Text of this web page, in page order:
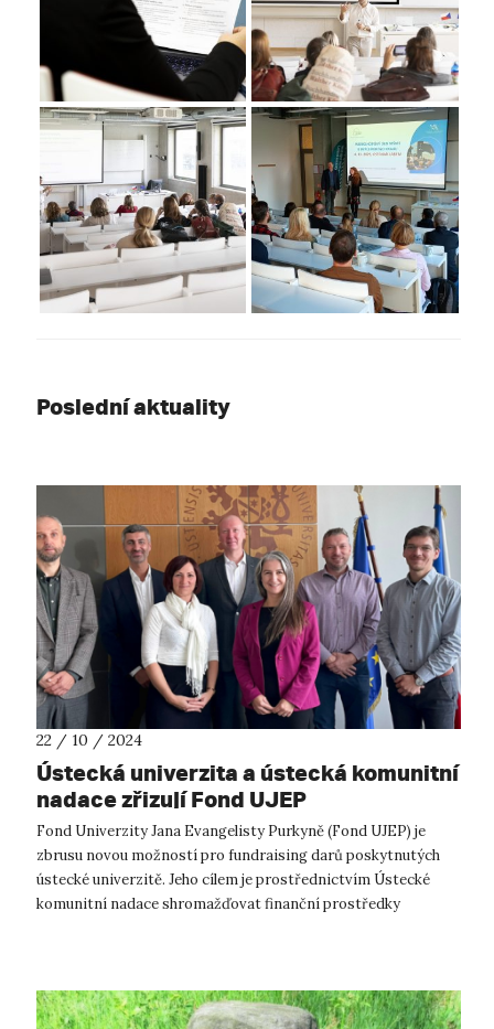
Poslední aktuality
22 / 10 / 2024
Ústecká univerzita a ústecká komunitní
nadace zřizují Fond UJEP
Fond Univerzity Jana Evangelisty Purkyně (Fond UJEP) je
zbrusu novou možností pro fundraising darů poskytnutých
ústecké univerzitě. Jeho cílem je prostřednictvím Ústecké
komunitní nadace shromažďovat finanční prostředky